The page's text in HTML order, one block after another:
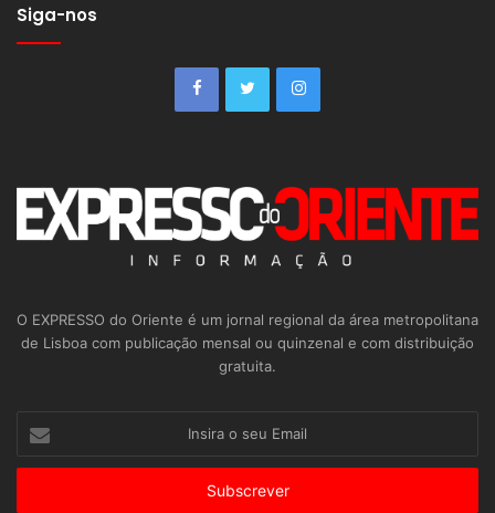
Siga-nos
O EXPRESSO do Oriente é um jornal regional da área metropolitana
de Lisboa com publicação mensal ou quinzenal e com distribuição
gratuita.
seu